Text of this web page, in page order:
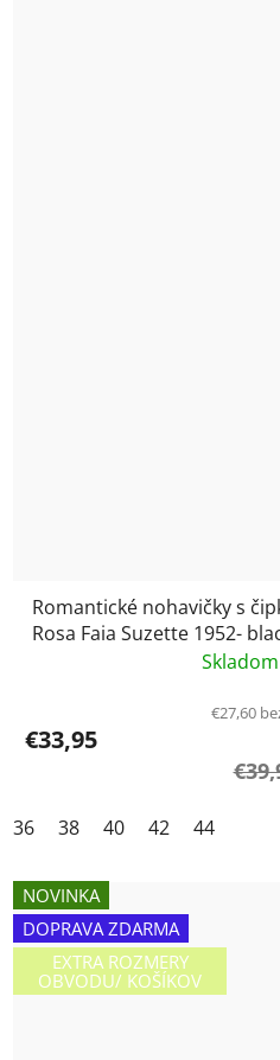
Romantické nohavičky s
Rosa Faia Suzette 1952-
Skladom
€27,60
€33,95
36 38 40 42 44
NOVINKA
DOPRAVA ZDARMA
EXTRA ROZMERY
OBVODU/ KOŠÍKOV